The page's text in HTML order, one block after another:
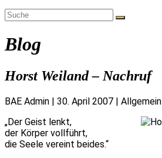
Blog
Horst Weiland – Nachruf
BAE Admin | 30. April 2007 | Allgemein
„Der Geist lenkt,
der Körper vollführt,
die Seele vereint beides.“